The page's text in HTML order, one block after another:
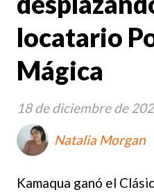
locatario
Mágica
Kamaqua ganó el
18 de diciembre de
Natalia Morgan